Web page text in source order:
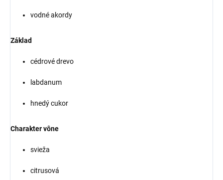
vodné akordy
Základ
cédrové drevo
labdanum
hnedý cukor
Charakter vône
svieža
citrusová